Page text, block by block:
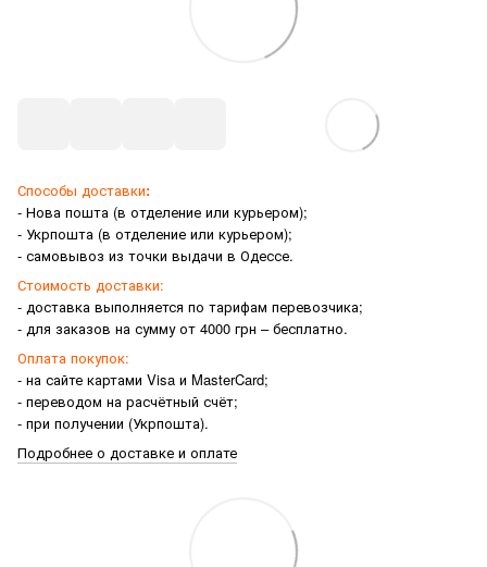
Способы доставки:
- Нова пошта (в отделение или курьером);
- Укрпошта (в отделение или курьером);
- самовывоз из точки выдачи в Одессе.
Стоимость доставки:
- доставка выполняется по тарифам перевозчика;
- для заказов на сумму от 4000 грн – бесплатно.
Оплата покупок:
- на сайте картами Visa и MasterCard;
- переводом на расчётный счёт;
- при получении (Укрпошта).
Подробнее о доставке и оплате